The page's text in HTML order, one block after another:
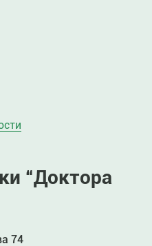
“Доктора
74